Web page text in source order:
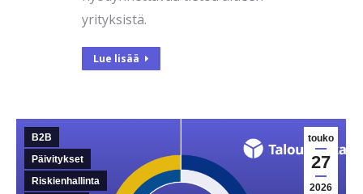
yrityksistä.
Lue lisää
touko
27
2026
B2B
Päivitykset
Riskienhallinta